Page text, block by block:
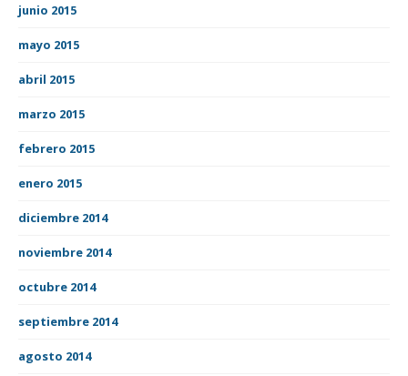
junio 2015
mayo 2015
abril 2015
marzo 2015
febrero 2015
enero 2015
diciembre 2014
noviembre 2014
octubre 2014
septiembre 2014
agosto 2014